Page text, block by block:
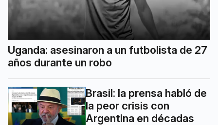
Uganda: asesinaron a un futbolista de 27
años durante un robo
Brasil: la prensa habló de
la peor crisis con
Argentina en décadas